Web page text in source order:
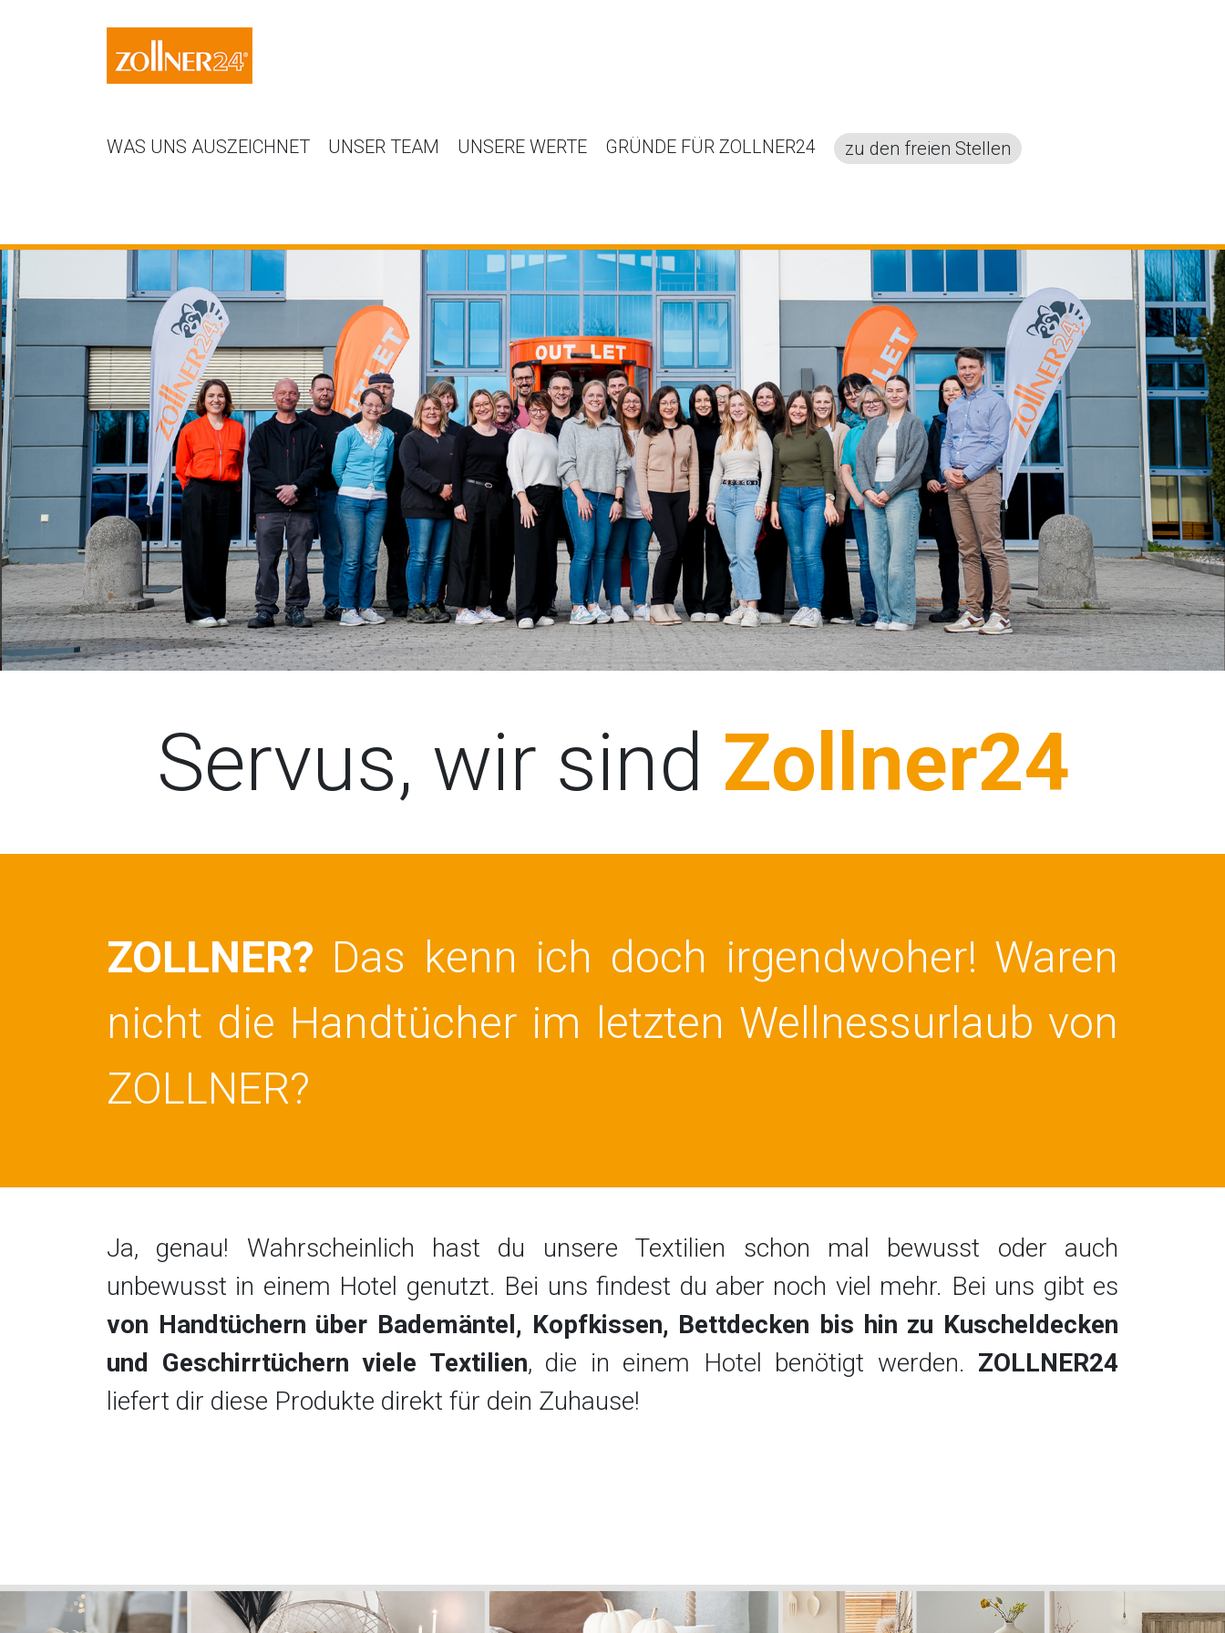
WAS UNS AUSZEICHNET UNSER TEAM UNSERE WERTE GRÜNDE FÜR ZOLLNER24 zu den freien Stellen
Servus, wir sind Zollner24
ZOLLNER? Das kenn ich doch irgendwoher! Waren
nicht die Handtücher im letzten Wellnessurlaub von
ZOLLNER?
Ja, genau! Wahrscheinlich hast du unsere Textilien schon mal bewusst oder auch
unbewusst in einem Hotel genutzt. Bei uns findest du aber noch viel mehr. Bei uns gibt es
von Handtüchern über Bademäntel, Kopfkissen, Bettdecken bis hin zu Kuscheldecken
und Geschirrtüchern viele Textilien, die in einem Hotel benötigt werden. ZOLLNER24
liefert dir diese Produkte direkt für dein Zuhause!